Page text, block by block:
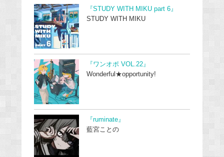
『STUDY WITH MIKU part 6』
STUDY WITH MIKU
『ワンオポ VOL.22』
Wonderful★opportunity!
『ruminate』
藍宮ことの